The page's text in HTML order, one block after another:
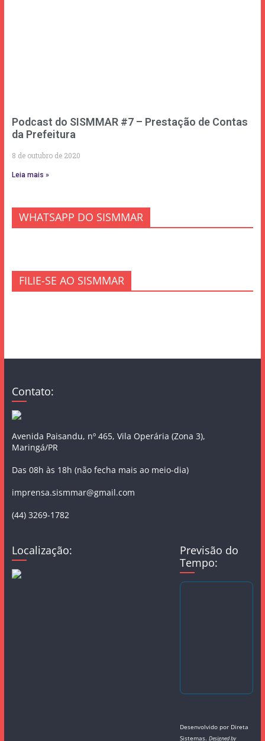
Podcast do SISMMAR #7 – Prestação de Contas
da Prefeitura
8 de outubro de 2020
Leia mais »
WHATSAPP DO SISMMAR
FILIE-SE AO SISMMAR
Contato:
Avenida Paisandu, nº 465, Vila Operária (Zona 3),
Maringá/PR
Das 08h às 18h (não fecha mais ao meio-dia)
imprensa.sismmar@gmail.com
(44) 3269-1782
Localização:
Previsão do
Tempo:
Desenvolvido por Direta
Sistemas.Designed by